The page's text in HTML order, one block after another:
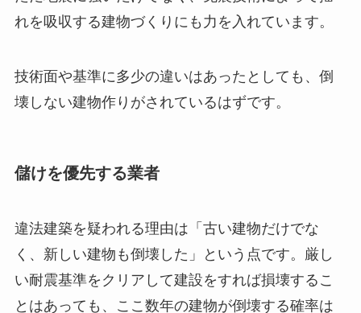
れを吸収する建物づくりにも力を入れています。
技術面や基準に多少の違いはあったとしても、倒
壊しない建物作りがされているはずです。
儲けを優先する業者
違法建築を疑われる理由は「古い建物だけでな
く、新しい建物も倒壊した」という点です。厳し
い耐震基準をクリアして建設をすれば損壊するこ
とはあっても、ここ数年の建物が倒壊する確率は